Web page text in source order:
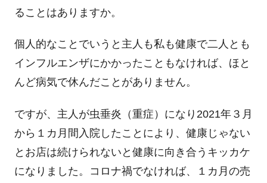
ることはありますか。
個人的なことでいうと主人も私も健康で二人とも
インフルエンザにかかったこともなければ、ほと
んど病気で休んだことがありません。
ですが、主人が虫垂炎（重症）になり2021年３月
から１カ月間入院したことにより、健康じゃない
とお店は続けられないと健康に向き合うキッカケ
になりました。コロナ禍でなければ、１カ月の売